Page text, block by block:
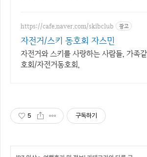
https://cafe.naver.com/skibclub 광고
자전거/스키 동호회 자스민
자전거와 스키를 사랑하는 사람들, 가족
호회/자전거동호회,
5 구독하기